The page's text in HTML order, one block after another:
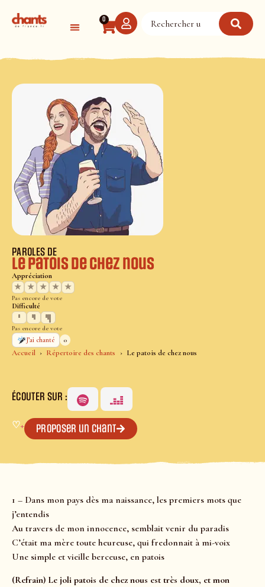
0
Accueil Répertoire des chants Le patois de chez nous
PAROLES DE
Le patois de chez nous
Appréciation
★
★ ★ ★ ★
Pas encore de vote
Difficulté
Pas encore de vote
J’ai chanté
0
ÉCOUTER SUR :
♡+ Proposer un chant
1 – Dans mon pays dès ma naissance, les premiers mots que
j’entendis
Au travers de mon innocence, semblait venir du paradis
C’était ma mère toute heureuse, qui fredonnait à mi-voix
Une simple et vieille berceuse, en patois
(Refrain) Le joli patois de chez nous est très doux, et mon